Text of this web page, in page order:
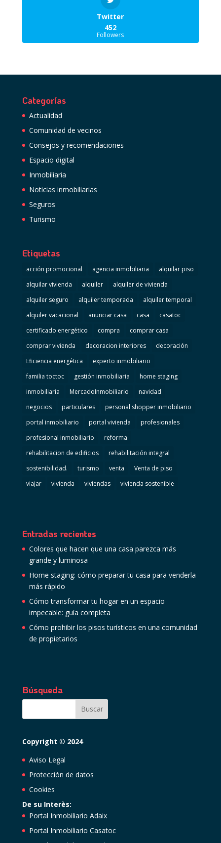
Twitter
452
Followers
Categorías
Actualidad
Comunidad de vecinos
Consejos y recomendaciones
Espacio digital
Inmobiliaria
Noticias inmobiliarias
Seguros
Turismo
Etiquetas
acción promocional agencia inmobiliaria
alquilar piso
alquilar vivienda
alquiler
alquiler de vivienda
alquiler seguro
alquiler temporada
alquiler temporal
alquiler vacacional
anunciar casa casa
casatoc
certificado energético
compra
comprar casa
comprar vivienda
decoracion interiores
decoración
Eficiencia energética
experto inmobiliario
familia toctoc
gestión inmobiliaria
home staging
inmobiliaria
MercadoInmobiliario
navidad
negocios
particulares
personal shopper inmobiliario
portal inmobiliario
portal vivienda
profesionales
profesional inmobiliario
reforma
rehabilitacion de edificios
rehabilitación integral
sostenibilidad.
turismo venta
Venta de piso
viajar
vivienda viviendas vivienda sostenible
Entradas recientes
Colores que hacen que una casa parezca más
grande y luminosa
Home staging: cómo preparar tu casa para venderla
más rápido
Cómo transformar tu hogar en un espacio
impecable: guía completa
Cómo prohibir los pisos turísticos en una comunidad
de propietarios
Búsqueda
Copyright © 2024
Aviso Legal
Protección de datos
Cookies
De su Interès:
Portal Inmobiliario Adaix
Portal Inmobiliario Casatoc